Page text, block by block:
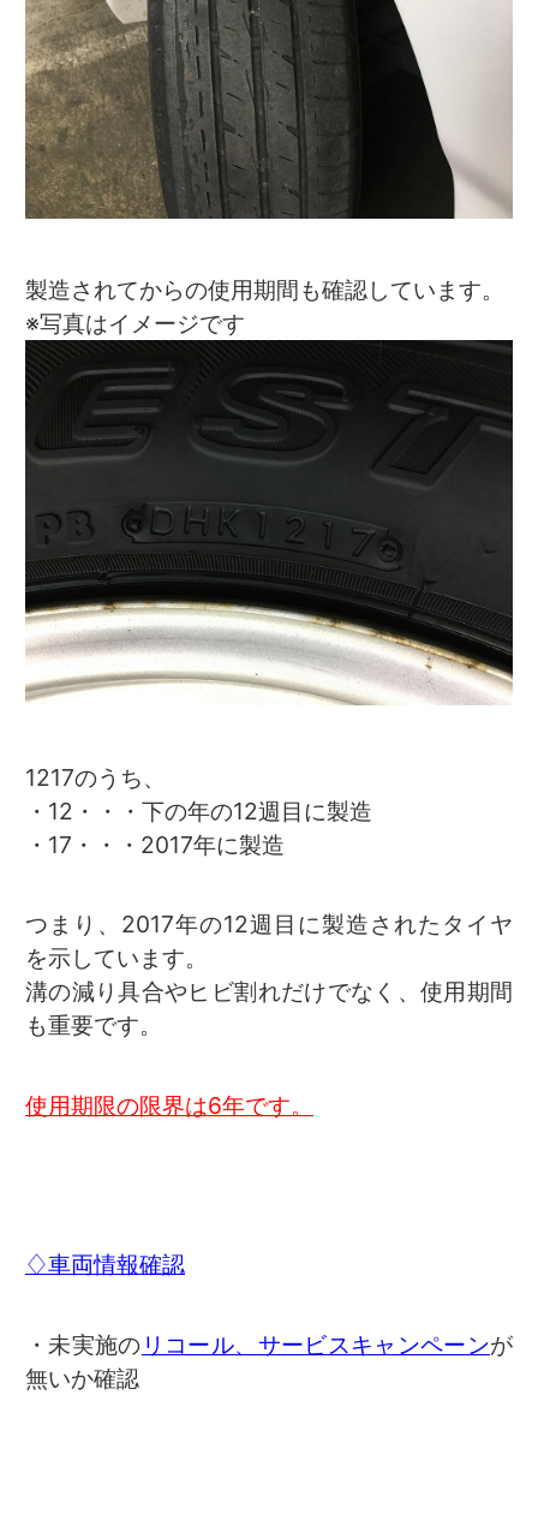
製造されてからの使用期間も確認しています。
※写真はイメージです
1217のうち、
・12・・・下の年の12週目に製造
・17・・・2017年に製造
つまり、2017年の12週目に製造されたタイヤ
を示しています。
溝の減り具合やヒビ割れだけでなく、使用期間
も重要です。
使用期限の限界は6年です。
♢車両情報確認
・未実施の リコール、サービスキャンペーンが
無いか確認